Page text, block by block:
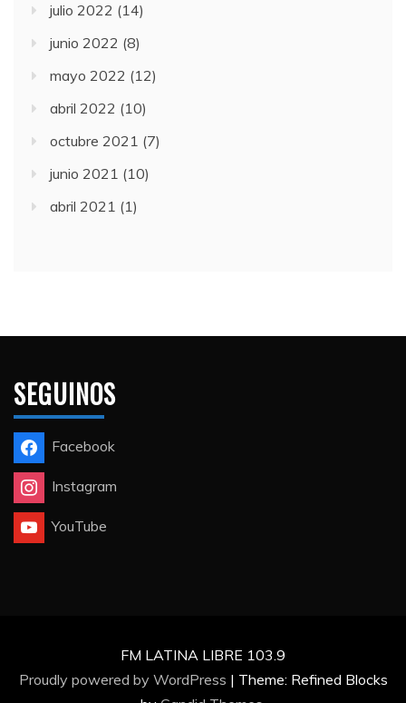
julio 2022 (14)
junio 2022 (8)
mayo 2022 (12)
abril 2022 (10)
octubre 2021 (7)
junio 2021 (10)
abril 2021 (1)
SEGUINOS
Facebook
Instagram
YouTube
FM LATINA LIBRE 103.9
Proudly powered by WordPress | Theme: Refined Blocks